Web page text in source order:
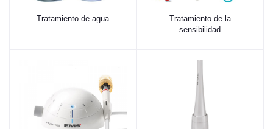
Tratamiento de agua
Tratamiento de la
sensibilidad